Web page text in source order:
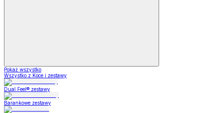
Pokaż wszystko
Wszystko z Koce i zestawy
Dual Feel® zestawy
Barankowe zestawy